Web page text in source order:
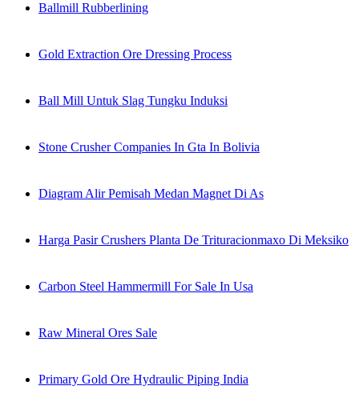
Ballmill Rubberlining
Gold Extraction Ore Dressing Process
Ball Mill Untuk Slag Tungku Induksi
Stone Crusher Companies In Gta In Bolivia
Diagram Alir Pemisah Medan Magnet Di As
Harga Pasir Crushers Planta De Trituracionmaxo Di Meksiko
Carbon Steel Hammermill For Sale In Usa
Raw Mineral Ores Sale
Primary Gold Ore Hydraulic Piping India